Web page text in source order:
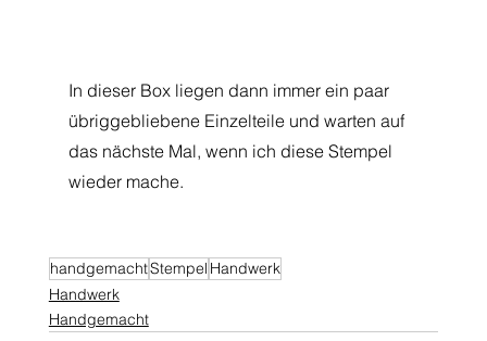
In dieser Box liegen dann immer ein paar
übriggebliebene Einzelteile und warten auf
das nächste Mal, wenn ich diese Stempel
wieder mache.
handgemachtStempel Handwerk
Handwerk
Handgemacht